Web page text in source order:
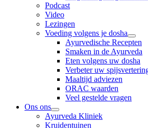
Podcast
Video
Lezingen
Voeding volgens je dosha
Ayurvedische Recepten
Smaken in de Ayurveda
Eten volgens uw dosha
Verbeter uw
Maaltijd adviezen
ORAC waarden
Veel gestelde vragen
Ons ons
Ayurveda Kliniek
Kruidentuinen